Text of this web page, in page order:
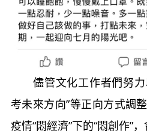
儘管文化工作者們努力
考未來方向”等正向方式調
疫情“悶經濟”下的“悶創作”